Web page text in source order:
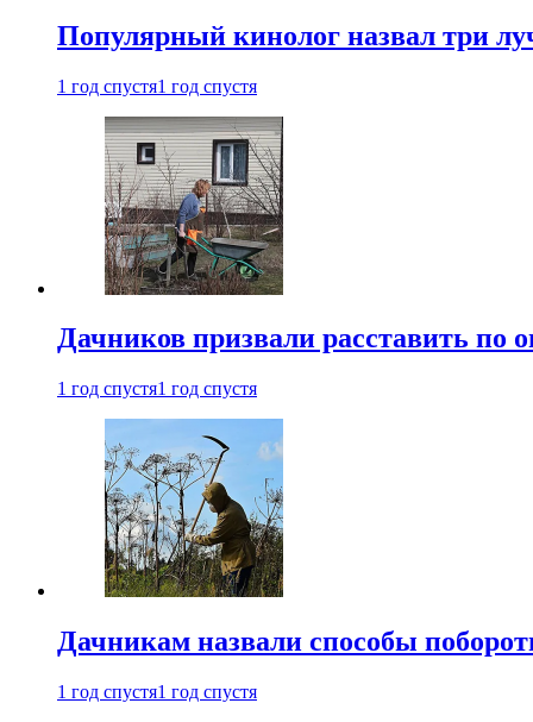
Популярный кинолог назвал три
1 год спустя1 год спустя
Дачников призвали расставить по
1 год спустя1 год спустя
Дачникам назвали способы
1 год спустя1 год спустя